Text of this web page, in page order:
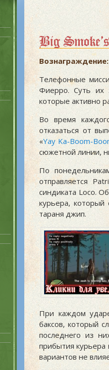
Big
Вознаграждение:
Телефонные
Фиерро. Суть их
которые активно
Во время
отказаться от
«Yay Ka-Boom-
сюжетной линии,
По
отправляется
синдиката Loco.
курьера, который
тараня джип.
При каждом
баксов, который
последнего из
прибытия курьера
вариантов не